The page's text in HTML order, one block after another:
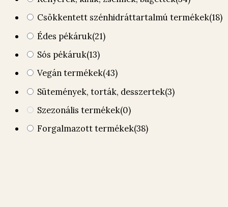
Csökkentett szénhidráttartalmú termékek(18)
Édes pékáruk(21)
Sós pékáruk(13)
Vegán termékek(43)
Sütemények, torták, desszertek(3)
Szezonális termékek(0)
Forgalmazott termékek(38)